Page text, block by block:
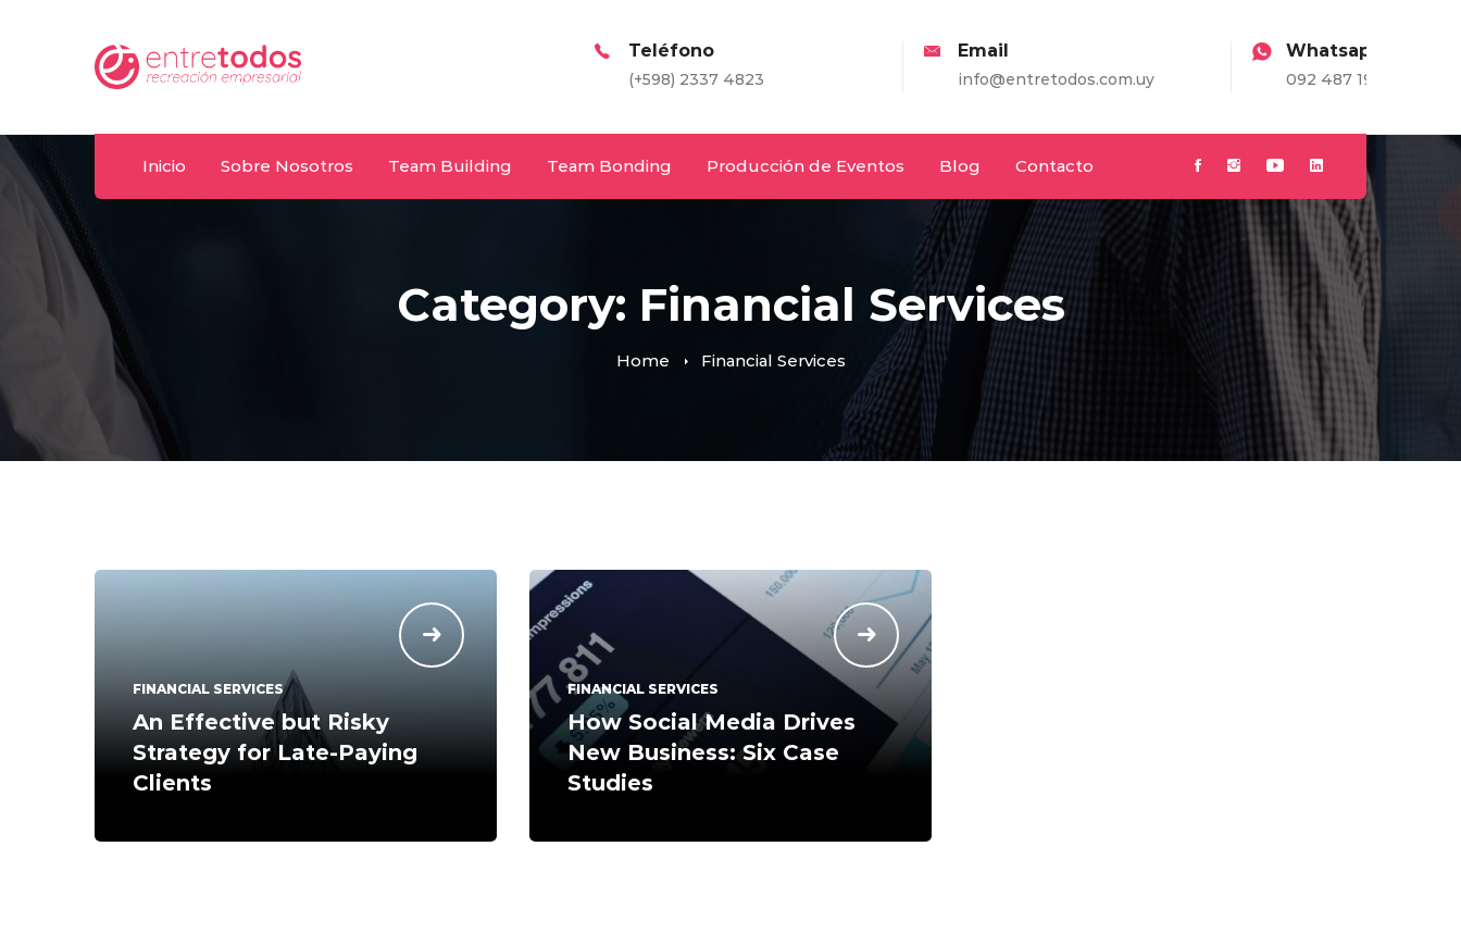
Whatsapp
092 487 198 info@entretodos.com.uy 092 487 198
Inicio Sobre Nosotros Team Building Team Bonding Producción de Eventos Blog Contacto
Category: Financial Services
Home Financial Services
FINANCIAL SERVICES
An Effective but Risky
Strategy for Late-Paying
Clients
FINANCIAL SERVICES
How Social Media Drives
New Business: Six Case
Studies